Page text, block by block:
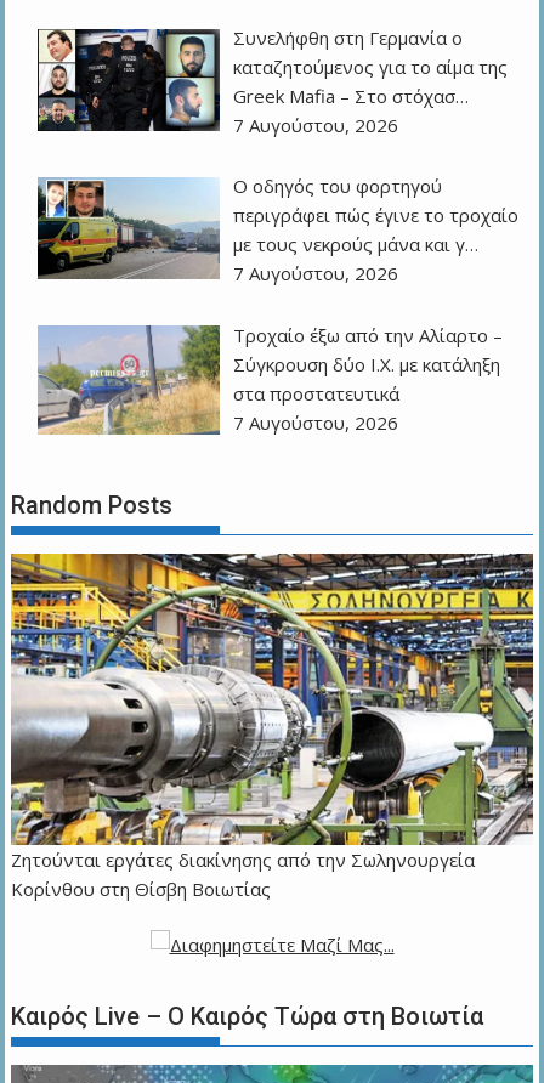
Συνελήφθη στη Γερμανία ο
καταζητούμενος για το αίμα της
Greek Mafia – Στο στόχασ…
7 Αυγούστου, 2026
Ο οδηγός του φορτηγού
περιγράφει πώς έγινε το τροχαίο
με τους νεκρούς μάνα και γ…
7 Αυγούστου, 2026
Τροχαίο έξω από την Αλίαρτο –
Σύγκρουση δύο Ι.Χ. με κατάληξη
στα προστατευτικά
7 Αυγούστου, 2026
Random Posts
Ζητούνται εργάτες διακίνησης από την Σωληνουργεία
Κορίνθου στη Θίσβη Βοιωτίας
Καιρός Live – Ο Καιρός Τώρα στη Βοιωτία